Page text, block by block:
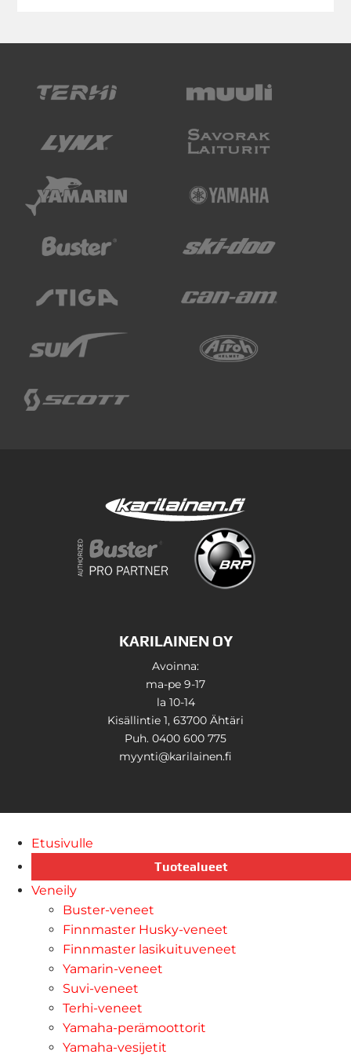
KARILAINEN OY
Avoinna:
ma-pe 9-17
la 10-14
Kisällintie 1, 63700 Ähtäri
Puh. 0400 600 775
myynti@karilainen.fi
Etusivulle
Tuotealueet
Veneily
Buster-veneet
Finnmaster Husky-veneet
Finnmaster lasikuituveneet
Yamarin-veneet
Suvi-veneet
Terhi-veneet
Yamaha-perämoottorit
Yamaha-vesijetit